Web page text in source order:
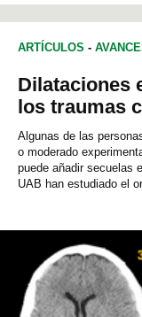
ARTÍCULOS -
Dilataciones
los traumas
Algunas de las
o moderado
puede añadir secuelas
UAB han estudiado el